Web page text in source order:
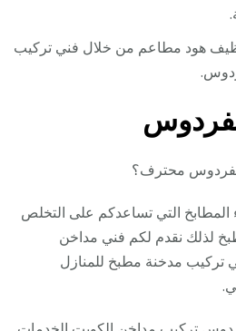
هود مطاعم من خلال فني تركيب
محترف؟
المطابخ التي تساعدكم على التخلص
لذلك نقدم لكم فني مداخن
تركيب مدخنة مطبخ للمنازل